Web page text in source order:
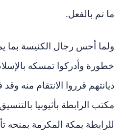
ما تم بالفعل.
ولما أحس رجال الكنيسة بما
خطورة وأدركوا تمسكه
ديانتهم قرروا الانتقام منه
مكتب الرابطة بأثيوبيا
للرابطة بمكة المكرمة بمنحه